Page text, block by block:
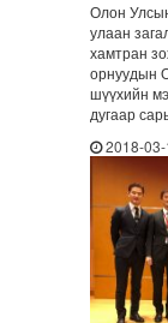
Олон
улаан
хамтран
орнуудын
шүүхийн
дугаар
2018-